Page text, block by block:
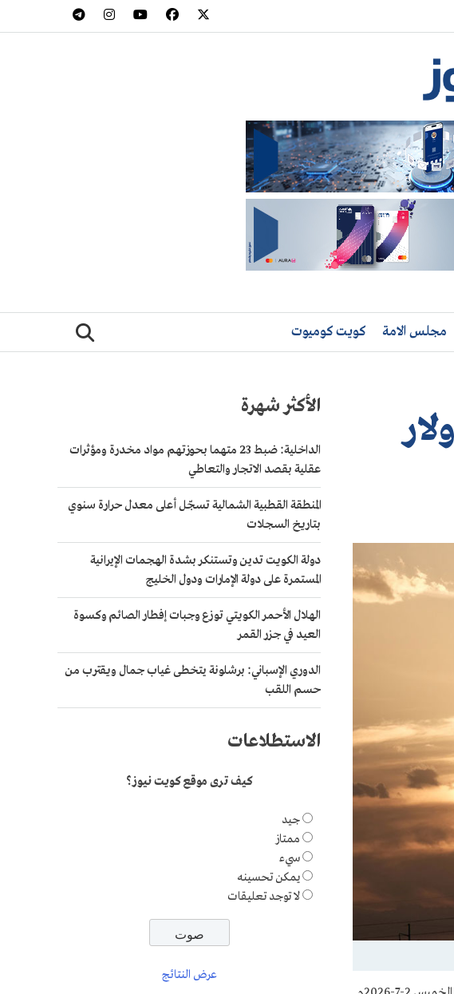
مجلس الامة كويت كوميوت
الكويتي ينخفض 7.57 دولار
الأكثر شهرة
الداخلية: ضبط 23 متهما بحوزتهم مواد مخدرة ومؤثرات
عقلية بقصد الاتجار والتعاطي
المنطقة القطبية الشمالية تسجّل أعلى معدل حرارة سنوي
بتاريخ السجلات
دولة الكويت تدين وتستنكر بشدة الهجمات الإيرانية
المستمرة على دولة الإمارات ودول الخليج
الهلال الأحمر الكويتي توزع وجبات إفطار الصائم وكسوة
العيد في جزر القمر
الدوري الإسباني: برشلونة يتخطى غياب جمال ويقترب من
حسم اللقب
الاستطلاعات
كيف ترى موقع كويت نيوز؟
جيد
ممتاز
سيء
يمكن تحسينه
لا توجد تعليقات
عرض النتائج